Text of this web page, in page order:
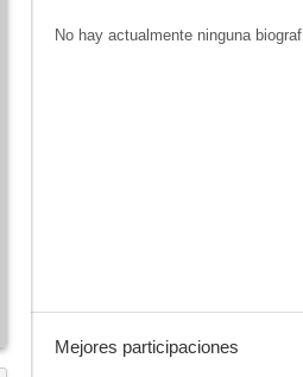
No hay actualmente ninguna
Mejores participaciones